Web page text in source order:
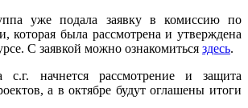
уже подала заявку в комиссию по
которая была рассмотрена и утверждена
С заявкой можно ознакомиться здесь.
с.г. начнется рассмотрение и защита
а в октябре будут оглашены итоги